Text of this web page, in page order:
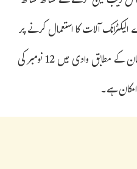
آلات کا استعمال کرنے پر
مجبور کیا ہے۔محکمہ موسمیات کے ایک ترجمان کے مطابق وادی میں 12 نومبر کی
ہے۔